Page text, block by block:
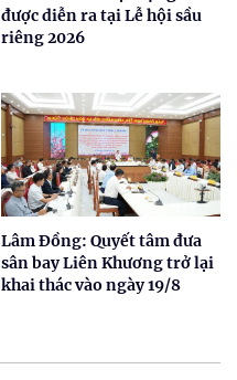
được diễn ra tại Lễ hội sầu
riêng 2026
Lâm Đồng: Quyết tâm đưa
sân bay Liên Khương trở lại
khai thác vào ngày 19/8